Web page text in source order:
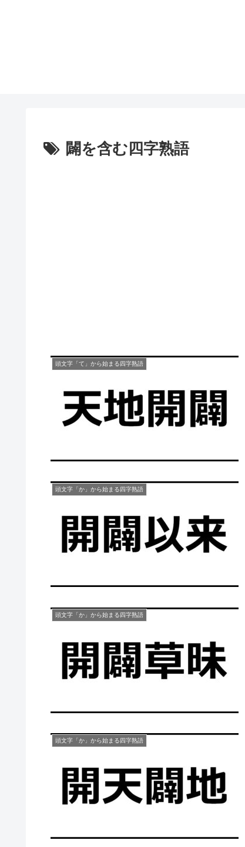
闢を含む四字熟語
頭文字「て」から始まる四字熟語
頭文字「か」から始まる四字熟語
頭文字「か」から始まる四字熟語
頭文字「か」から始まる四字熟語